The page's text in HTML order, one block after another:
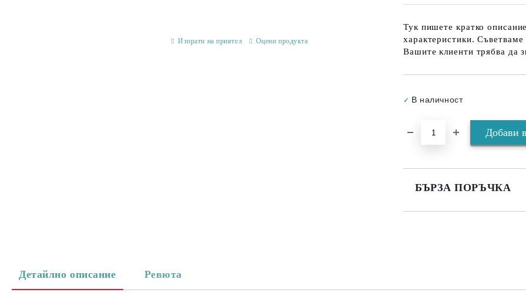
Тук пишете кратко
характеристики.
Вашите клиенти трябва да
✓ В наличност
БЪРЗА ПОРЪЧКА
Изпрати на приятел Оцени продукта
Детайлно описание Ревюта